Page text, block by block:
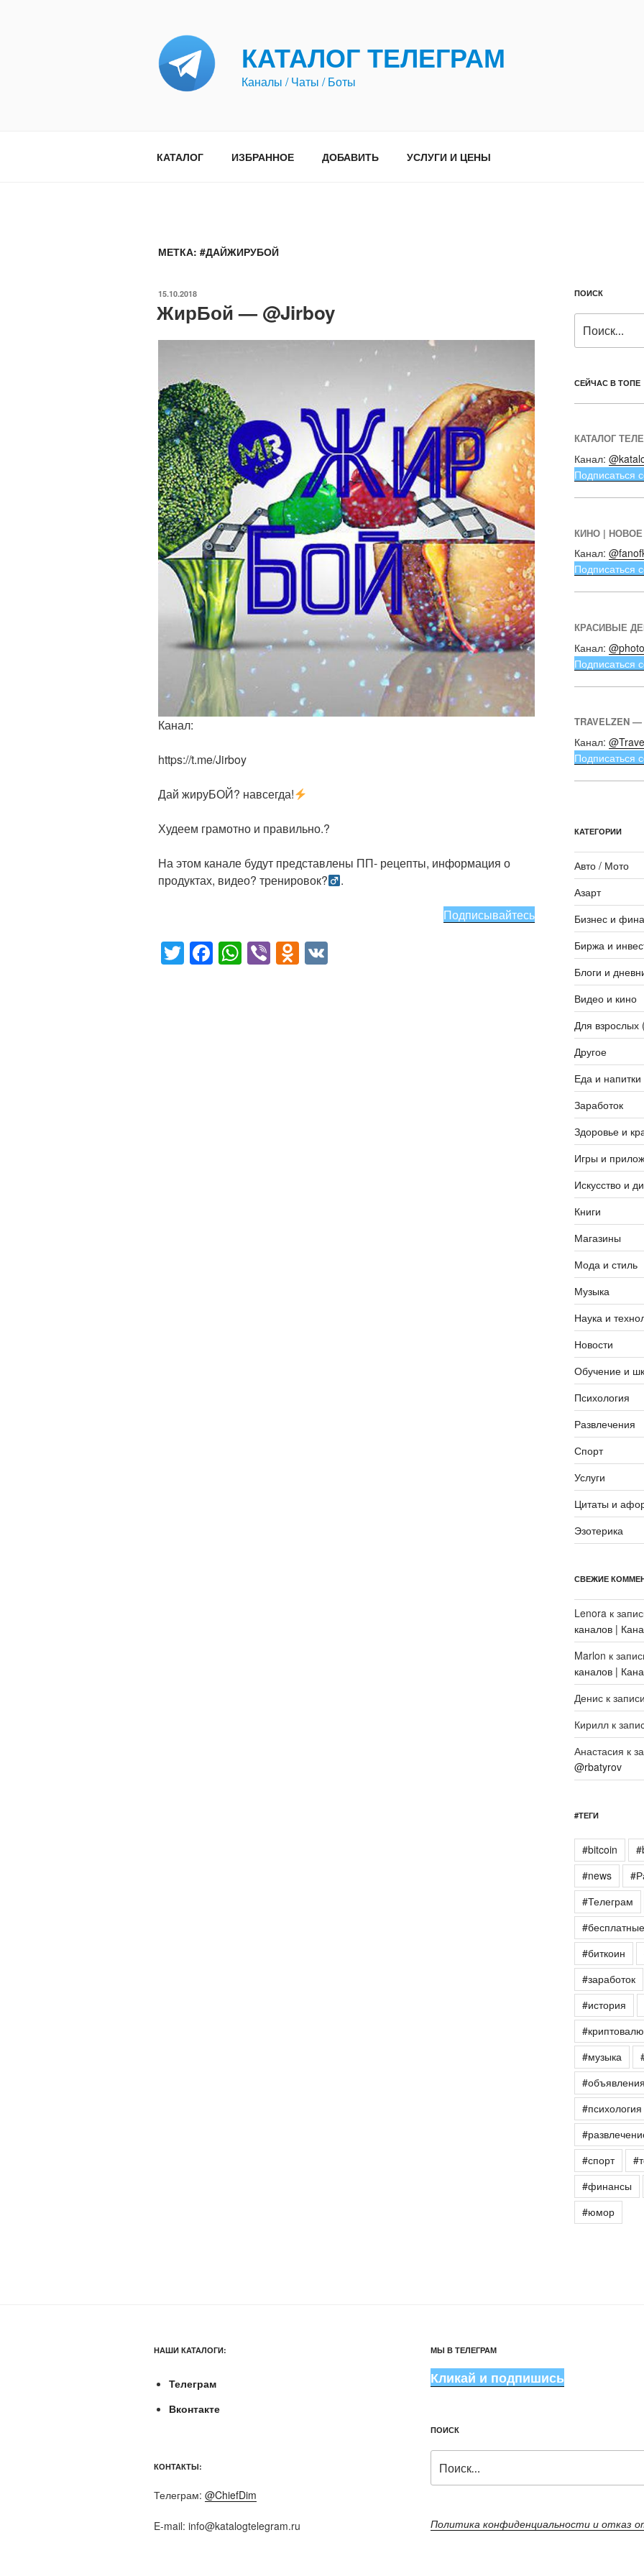
КАТАЛОГ ТЕЛЕГРАМ
Каналы / Чаты / Боты
КАТАЛОГ ИЗБРАННОЕ ДОБАВИТЬ УСЛУГИ И ЦЕНЫ
МЕТКА: #ДАЙЖИРУБОЙ
ОПУБЛИКОВАНО
15.10.2018
ЖирБой — @Jirboy
Канал:
https://t.me/Jirboy
Дай жируБОЙ? навсегда!
Худеем грамотно и правильно.?
На этом канале будут представлены ПП- рецепты, информация о
продуктах, видео? тренировок?
.
Подписывайтесь
T
wi
F
a
W
h
Vi
b
O
d
ПОИСК
СЕЙЧАС В ТОПЕ
КАТАЛОГ
Канал:
Подписаться
КИНО |
Канал:
Подписаться
КРАСИВЫЕ
Канал:
Подписаться
TRAVELZEN
Канал:
Подписаться
КАТЕГОРИИ
Авто / Мото
Азарт
Бизнес и
Биржа и
Блоги и
Видео и кино
Для взрослых
Другое
Еда и напитки
Заработок
Здоровье и
Игры и
Искусство и
Книги
Магазины
Мода и стиль
Музыка
Наука и
Новости
Обучение и
Психология
Развлечения
Спорт
Услуги
Цитаты и
Эзотерика
СВЕЖИЕ
Lenora к
каналов |
Marlon к
каналов |
Дениск записи
Кириллк
Анастасия к
@rbatyrov
#ТЕГИ
#bitcoin
#news
#Телеграм
#биткоин
#заработок
#история
#музыка
#объявления
#психология
#спорт
#финансы
#юмор
НАШИ КАТАЛОГИ:
Телеграм
Вконтакте
КОНТАКТЫ:
Телеграм: @ChiefDim
E-mail: info@katalogtelegram.ru
МЫ В ТЕЛЕГРАМ
Кликай и подпишись
ПОИСК
Политика конфиденциальности и отказ